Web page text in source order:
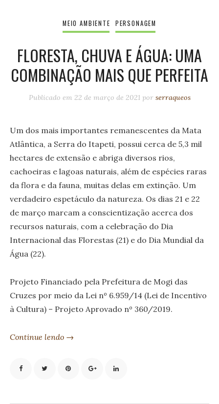
MEIO AMBIENTE PERSONAGEM
FLORESTA, CHUVA E ÁGUA: UMA
COMBINAÇÃO MAIS QUE PERFEITA
Publicado em 22 de março de 2021 por serraqueos
Um dos mais importantes remanescentes da Mata
Atlântica, a Serra do Itapeti, possui cerca de 5,3 mil
hectares de extensão e abriga diversos rios,
cachoeiras e lagoas naturais, além de espécies raras
da flora e da fauna, muitas delas em extinção. Um
verdadeiro espetáculo da natureza. Os dias 21 e 22
de março marcam a conscientização acerca dos
recursos naturais, com a celebração do Dia
Internacional das Florestas (21) e do Dia Mundial da
Água (22).
Projeto Financiado pela Prefeitura de Mogi das
Cruzes por meio da Lei nº 6.959/14 (Lei de Incentivo
à Cultura) – Projeto Aprovado nº 360/2019.
Continue lendo →